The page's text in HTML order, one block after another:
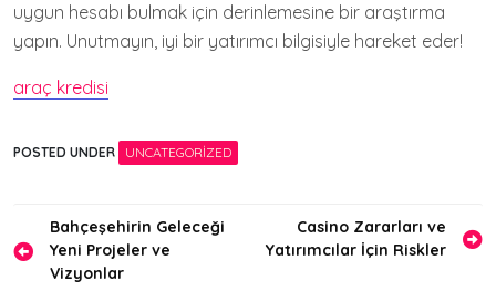
uygun hesabı bulmak için derinlemesine bir araştırma
yapın. Unutmayın, iyi bir yatırımcı bilgisiyle hareket eder!
araç kredisi
POSTED UNDER UNCATEGORIZED
Yazı
gezinmesi
Bahçeşehirin Geleceği
Yeni Projeler ve
Vizyonlar
Casino Zararları ve
Yatırımcılar İçin Riskler